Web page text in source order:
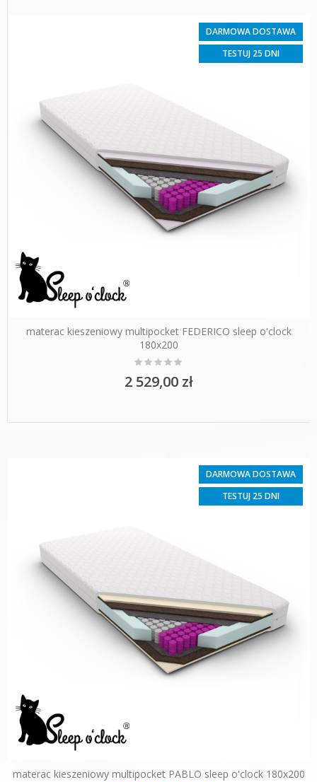
DARMOWA DOSTAWA
TESTUJ 25 DNI
materac kieszeniowy multipocket FEDERICO sleep o'clock
180x200
Rating:
0%
2 529,00 zł
DARMOWA DOSTAWA
TESTUJ 25 DNI
materac kieszeniowy multipocket PABLO sleep o'clock 180x200